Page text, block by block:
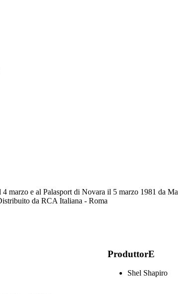
marzo e al Palasport di Novara il 5 marzo 1981 da
da RCA Italiana - Roma
ProduttorE
Shel Shapiro